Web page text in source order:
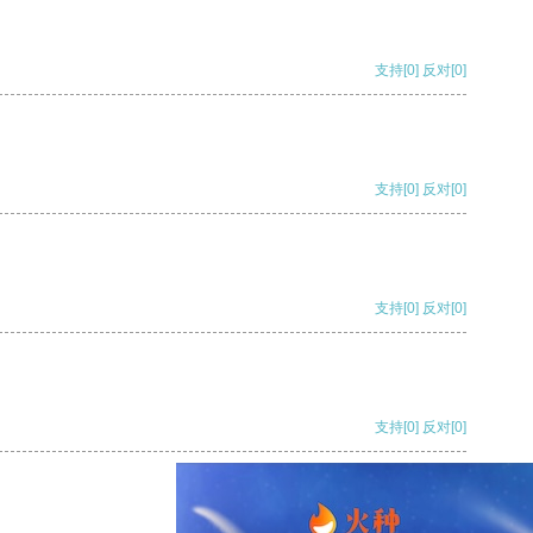
支持[0] 反对[0]
支持[0] 反对[0]
支持[0] 反对[0]
支持[0] 反对[0]